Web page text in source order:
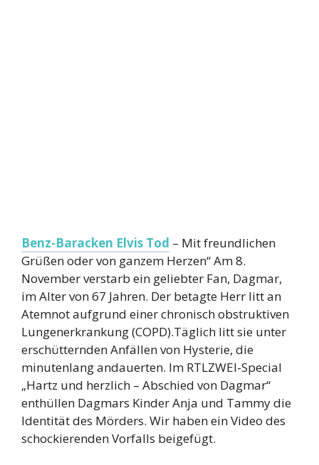
Benz-Baracken Elvis Tod – Mit freundlichen
Grüßen oder von ganzem Herzen“ Am 8.
November verstarb ein geliebter Fan, Dagmar,
im Alter von 67 Jahren. Der betagte Herr litt an
Atemnot aufgrund einer chronisch obstruktiven
Lungenerkrankung (COPD).Täglich litt sie unter
erschütternden Anfällen von Hysterie, die
minutenlang andauerten. Im RTLZWEI-Special
„Hartz und herzlich – Abschied von Dagmar“
enthüllen Dagmars Kinder Anja und Tammy die
Identität des Mörders. Wir haben ein Video des
schockierenden Vorfalls beigefügt.